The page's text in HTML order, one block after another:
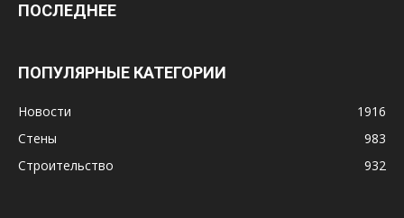
ПОСЛЕДНЕЕ
ПОПУЛЯРНЫЕ КАТЕГОРИИ
Новости
1916
Стены
983
Строительство
932